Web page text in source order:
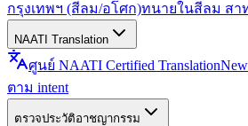
กรุงเทพฯ (สีลม/อโศก)ทนายในสีลม สา
NAATI Translation
ศูนย์ NAATI Certified TranslationNew
ตาม intent
ตรวจประวัติอาชญากรรม